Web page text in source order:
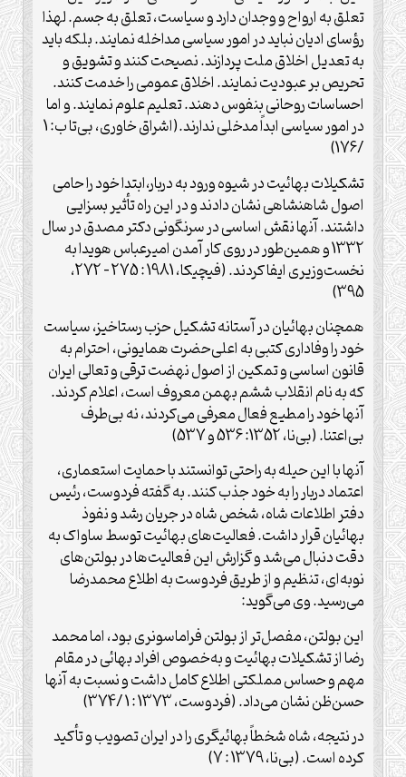
تعلق به ارواح و وجدان دارد و سیاست، تعلق به جسم. لهذا
رؤسای ادیان نباید در امور سیاسی مداخله نمایند. بلکه باید
به تعدیل اخلاق ملت پردازند. نصیحت کنند و تشویق و
تحریص بر عبودیت نمایند. اخلاق عمومی را خدمت کنند.
احساسات روحانی بنفوس دهند. تعلیم علوم نمایند. و اما
در امور سیاسی ابداً مدخلی ندارند.(اشراق خاوری، بی‌تا ب: 1
/176)
تشکیلات بهائیت در شیوه ورود به دربار،‌ابتدا خود را حامی
اصول شاهنشاهی نشان دادند و در این راه تأثیر بسزایی
داشتند. آنها نقش اساسی در سرنگونی دکتر مصدق در سال
1332 و همین‌طور در روی کار آمدن امیرعباس هویدا به
نخست‌وزیری ایفا کردند. (فیچیکا، 1981 : 275 – 272،
395)
همچنان بهائیان در آستانه تشکیل حزب رستاخیز،‌ سیاست
خود را وفاداری کتبی به اعلی‌حضرت همایونی، احترام به
قانون اساسی و تمکین از اصول نهضت ترقی و تعالی ایران
که به نام انقلاب ششم بهمن معروف است، اعلام کردند.
آنها خود را مطیع فعال معرفی می‌کردند، نه بی‌طرف
بی‌اعتنا. (بی‌نا، 1352: 536 و 537)
آنها با این حیله به راحتی توانستند با حمایت استعماری،‌
اعتماد دربار را به خود جذب کنند. به گفته فردوست، رئیس
دفتر اطلاعات شاه، شخص شاه در جریان رشد و نفوذ
بهائیان قرار داشت. فعالیت‌های بهائیت توسط ساواک به
دقت دنبال می‌شد و گزارش این فعالیت‌ها در بولتن‌های
نوبه‌ای، تنظیم و از طریق فردوست به اطلاع محمدرضا
می‌رسید. وی می‌گوید:
این بولتن، مفصل‌تر از بولتن فراماسونری بود، اما محمد
رضا از تشکیلات بهائیت و به‌خصوص افراد بهائی در مقام
مهم و حساس مملکتی اطلاع کامل داشت و نسبت به آنها
حسن‌ظن نشان می‌داد. (فردوست، 1373 : 1 /374)
در نتیجه، شاه شخطاً بهائیگری را در ایران تصویب و تأکید
کرده است. (بی‌نا، 1379 : 7)